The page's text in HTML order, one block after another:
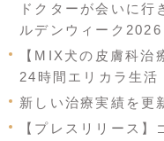
ドクターが会いに行
ルデンウィーク2026
【MIX犬の皮膚科
24時間エリカラ生
新しい治療実績を更
【プレスリリース